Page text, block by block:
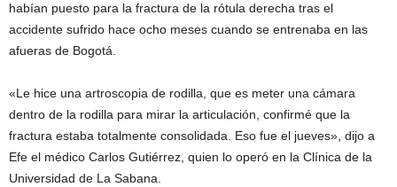
habían puesto para la fractura de la rótula derecha tras el
accidente sufrido hace ocho meses cuando se entrenaba en las
afueras de Bogotá.
«Le hice una artroscopia de rodilla, que es meter una cámara
dentro de la rodilla para mirar la articulación, confirmé que la
fractura estaba totalmente consolidada. Eso fue el jueves», dijo a
Efe el médico Carlos Gutiérrez, quien lo operó en la Clínica de la
Universidad de La Sabana.